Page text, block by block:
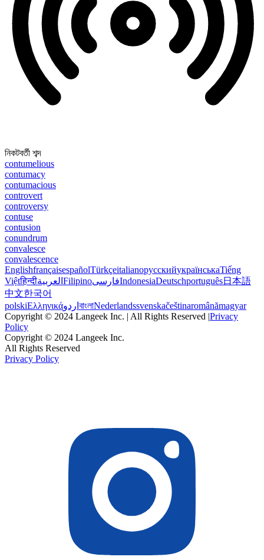
নিকটবর্তী শব্দ
contumelious
contumacy
contumacious
controvert
controversy
contuse
contusion
conundrum
convalesce
convalescence
EnglishfrançaisespañolTürkçeitalianoрусскийукраїнськаTiếng
Việtहिन्दीالعربية FilipinoفارسیIndonesiaDeutschportuguês日本語
中文한국어
polskiΕλληνικάاردو বাংলাNederlandssvenskačeštinaromânămagyar
Copyright © 2024 Langeek Inc. | All Rights Reserved |Privacy
Policy
Copyright © 2024 Langeek Inc.
All Rights Reserved
Privacy Policy